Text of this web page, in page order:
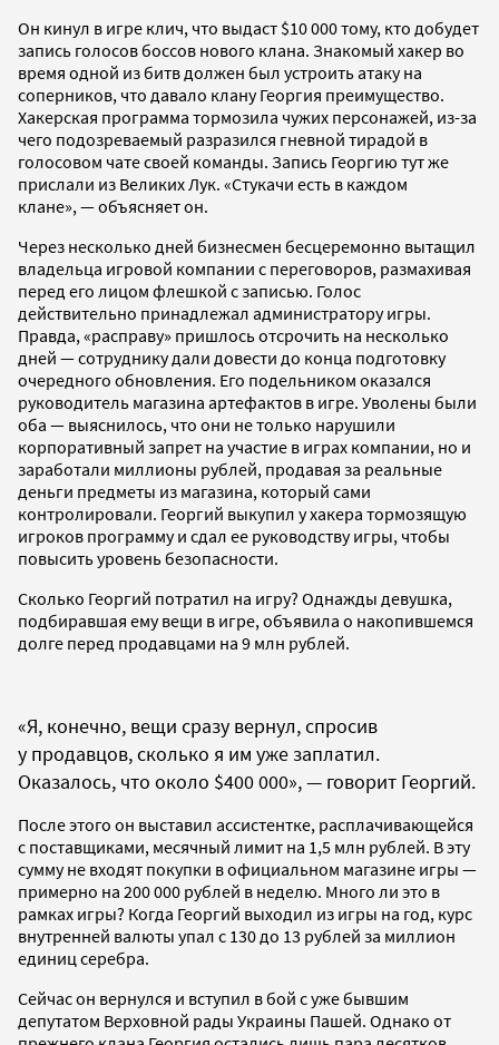
Он кинул в игре клич, что выдаст $10 000 тому, кто добудет
запись голосов боссов нового клана. Знакомый хакер во
время одной из битв должен был устроить атаку на
соперников, что давало клану Георгия преимущество.
Хакерская программа тормозила чужих персонажей, из-за
чего подозреваемый разразился гневной тирадой в
голосовом чате своей команды. Запись Георгию тут же
прислали из Великих Лук. «Стукачи есть в каждом
клане», — объясняет он.
Через несколько дней бизнесмен бесцеремонно вытащил
владельца игровой компании с переговоров, размахивая
перед его лицом флешкой с записью. Голос
действительно принадлежал администратору игры.
Правда, «расправу» пришлось отсрочить на несколько
дней — сотруднику дали довести до конца подготовку
очередного обновления. Его подельником оказался
руководитель магазина артефактов в игре. Уволены были
оба — выяснилось, что они не только нарушили
корпоративный запрет на участие в играх компании, но и
заработали миллионы рублей, продавая за реальные
деньги предметы из магазина, который сами
контролировали. Георгий выкупил у хакера тормозящую
игроков программу и сдал ее руководству игры, чтобы
повысить уровень безопасности.
Сколько Георгий потратил на игру? Однажды девушка,
подбиравшая ему вещи в игре, объявила о накопившемся
долге перед продавцами на 9 млн рублей.
«Я, конечно, вещи сразу вернул, спросив
у продавцов, сколько я им уже заплатил.
Оказалось, что около $400 000», — говорит Георгий.
После этого он выставил ассистентке, расплачивающейся
с поставщиками, месячный лимит на 1,5 млн рублей. В эту
сумму не входят покупки в официальном магазине игры —
примерно на 200 000 рублей в неделю. Много ли это в
рамках игры? Когда Георгий выходил из игры на год, курс
внутренней валюты упал с 130 до 13 рублей за миллион
единиц серебра.
Сейчас он вернулся и вступил в бой с уже бывшим
депутатом Верховной рады Украины Пашей. Однако от